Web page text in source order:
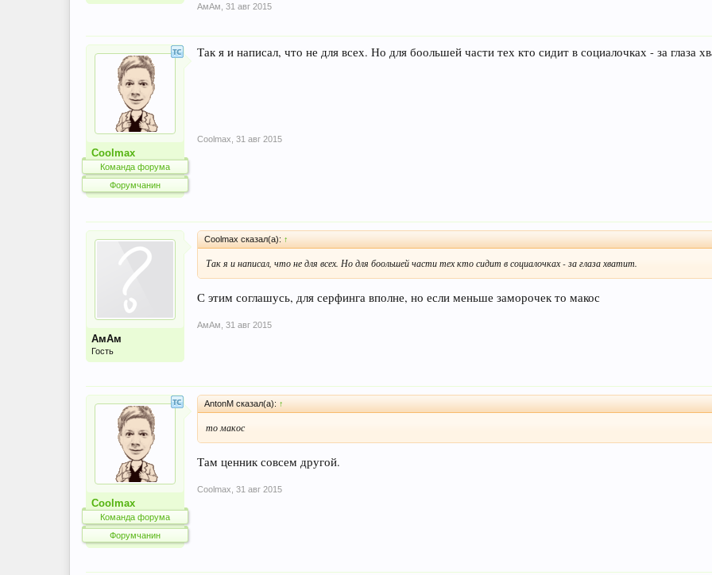
АмАм 31 авг 2015
Coolmax
Команда форума
Форумчанин
Так я и написал, что не для всех. Но для боольшей части тех кто сидит в социалочках - за глаза
Coolmax 31 авг 2015
АмАм
Гость
Coolmax сказал(а): ↑
Так я и написал, что не для всех. Но для боольшей части тех кто сидит в социалочках - за глаза хватит.
С этим соглашусь, для серфинга вполне, но если меньше заморочек то макос
АмАм 31 авг 2015
Coolmax
Команда форума
Форумчанин
AntonM сказал(а): ↑
то макос
Там ценник совсем другой.
Coolmax 31 авг 2015